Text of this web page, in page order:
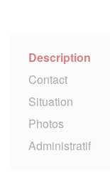
Description
Contact
Situation
Photos
Administratif